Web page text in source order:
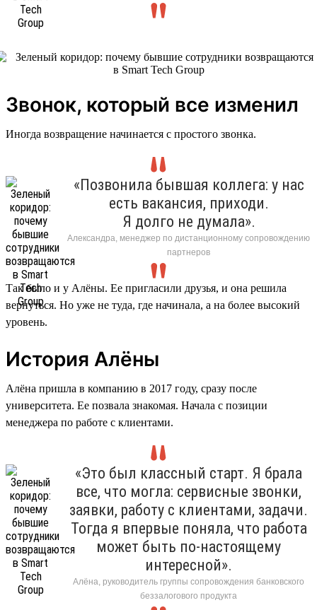
Звонок, который все изменил
Иногда возвращение начинается с простого звонка.
«Позвонила бывшая коллега: у нас
есть вакансия, приходи.
Я долго не думала».
Александра, менеджер по дистанционному сопровождению
партнеров
Так было и у Алёны. Ее пригласили друзья, и она решила
вернуться. Но уже не туда, где начинала, а на более высокий
уровень.
История Алёны
Алёна пришла в компанию в 2017 году, сразу после
университета. Ее позвала знакомая. Начала с позиции
менеджера по работе с клиентами.
«Это был классный старт. Я брала
все, что могла: сервисные звонки,
заявки, работу с клиентами, задачи.
Тогда я впервые поняла, что работа
может быть по-настоящему
интересной».
Алёна, руководитель группы сопровождения банковского
беззалогового продукта